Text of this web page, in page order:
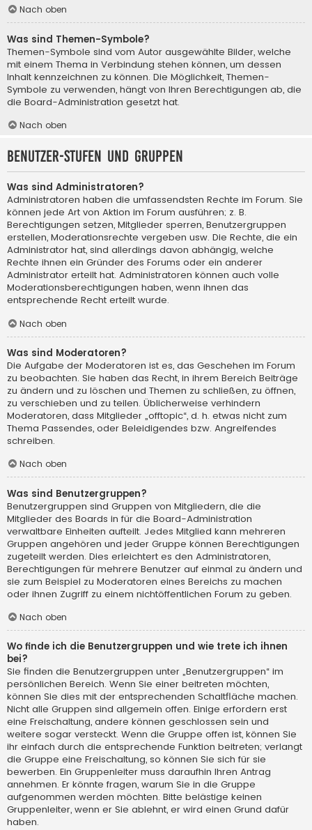
Nach oben
Was sind Themen-Symbole?
Themen-Symbole sind vom Autor ausgewählte Bilder, welche
mit einem Thema in Verbindung stehen können, um dessen
Inhalt kennzeichnen zu können. Die Möglichkeit, Themen-
Symbole zu verwenden, hängt von Ihren Berechtigungen ab, die
die Board-Administration gesetzt hat.
Nach oben
Benutzer-Stufen und Gruppen
Was sind Administratoren?
Administratoren haben die umfassendsten Rechte im Forum. Sie
können jede Art von Aktion im Forum ausführen; z. B.
Berechtigungen setzen, Mitglieder sperren, Benutzergruppen
erstellen, Moderationsrechte vergeben usw. Die Rechte, die ein
Administrator hat, sind allerdings davon abhängig, welche
Rechte ihnen ein Gründer des Forums oder ein anderer
Administrator erteilt hat. Administratoren können auch volle
Moderationsberechtigungen haben, wenn ihnen das
entsprechende Recht erteilt wurde.
Nach oben
Was sind Moderatoren?
Die Aufgabe der Moderatoren ist es, das Geschehen im Forum
zu beobachten. Sie haben das Recht, in ihrem Bereich Beiträge
zu ändern und zu löschen und Themen zu schließen, zu öffnen,
zu verschieben und zu teilen. Üblicherweise verhindern
Moderatoren, dass Mitglieder „offtopic“, d. h. etwas nicht zum
Thema Passendes, oder Beleidigendes bzw. Angreifendes
schreiben.
Nach oben
Was sind Benutzergruppen?
Benutzergruppen sind Gruppen von Mitgliedern, die die
Mitglieder des Boards in für die Board-Administration
verwaltbare Einheiten aufteilt. Jedes Mitglied kann mehreren
Gruppen angehören und jeder Gruppe können Berechtigungen
zugeteilt werden. Dies erleichtert es den Administratoren,
Berechtigungen für mehrere Benutzer auf einmal zu ändern und
sie zum Beispiel zu Moderatoren eines Bereichs zu machen
oder ihnen Zugriff zu einem nichtöffentlichen Forum zu geben.
Nach oben
Wo finde ich die Benutzergruppen und wie trete ich ihnen
bei?
Sie finden die Benutzergruppen unter „Benutzergruppen“ im
persönlichen Bereich. Wenn Sie einer beitreten möchten,
können Sie dies mit der entsprechenden Schaltfläche machen.
Nicht alle Gruppen sind allgemein offen. Einige erfordern erst
eine Freischaltung, andere können geschlossen sein und
weitere sogar versteckt. Wenn die Gruppe offen ist, können Sie
ihr einfach durch die entsprechende Funktion beitreten; verlangt
die Gruppe eine Freischaltung, so können Sie sich für sie
bewerben. Ein Gruppenleiter muss daraufhin Ihren Antrag
annehmen. Er könnte fragen, warum Sie in die Gruppe
aufgenommen werden möchten. Bitte belästige keinen
Gruppenleiter, wenn er Sie ablehnt, er wird einen Grund dafür
haben.